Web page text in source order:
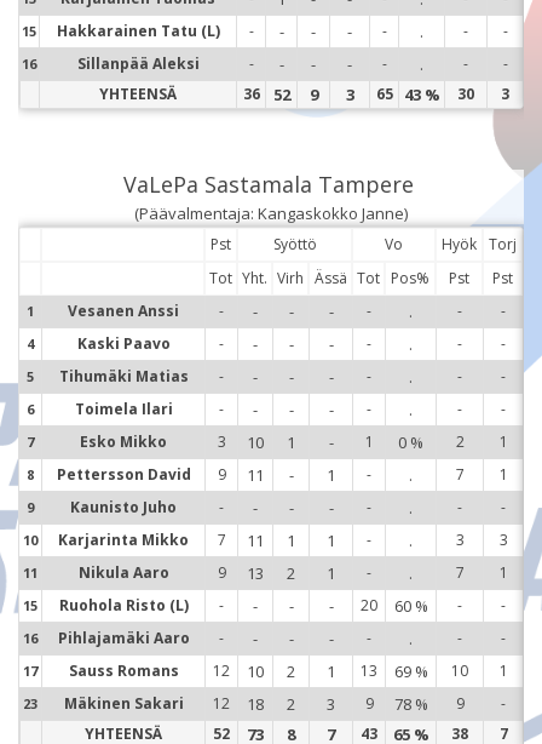
15 Hakkarainen Tatu (L) - - - - - . - -
16 Sillanpää Aleksi - - - - - . -
-
YHTEENSÄ
36 52 9 3 65 43 % 30 3
VaLePa Sastamala Tampere
(Päävalmentaja: Kangaskokko Janne)
Pst Syöttö Vo Hyök Torj
Tot Yht. Virh Ässä Tot Pos% Pst Pst
1 Vesanen Anssi - - - - - . - -
4 Kaski Paavo - - - - - . - -
5 Tihumäki Matias - - - - - . - -
6 Toimela Ilari - - - - - . - -
7 Esko Mikko 3 10 1 - 1 0 % 2 1
8 Pettersson David 9 11 - 1 - . 7 1
9 Kaunisto Juho - - - - - . - -
10 Karjarinta Mikko 7 11 1 1 - . 3 3
11 Nikula Aaro 9 13 2 1 - . 7 1
15 Ruohola Risto (L) - - - - 20 60 % - -
16 Pihlajamäki Aaro - - - - - . - -
17 Sauss Romans 12 10 2 1 13 69 % 10 1
23 Mäkinen Sakari 12 18 2 3 9 78 % 9
-
YHTEENSÄ
52 73 8 7 43 65 % 38 7
9
10
11
15